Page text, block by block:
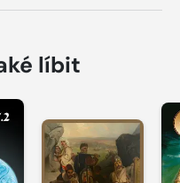
líbit